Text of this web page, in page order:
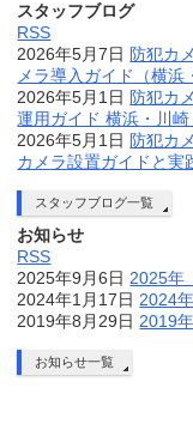
スタッフブログ
RSS
2026年5月7日 防犯カ
メラ導入ガイド（横浜
2026年5月1日 防犯カ
運用ガイド 横浜・川
2026年5月1日 防犯カ
カメラ設置ガイドと実
スタッフブログ一覧
お知らせ
RSS
2025年9月6日 2025年
2024年1月17日 2024
2019年8月29日 2019
お知らせ一覧